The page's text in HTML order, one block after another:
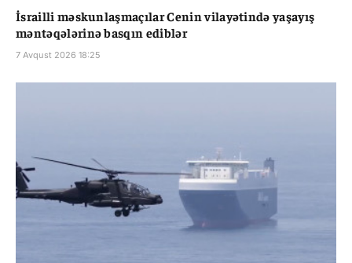
İsrailli məskunlaşmaçılar Cenin vilayətində yaşayış
məntəqələrinə basqın ediblər
7 Avqust 2026 18:25